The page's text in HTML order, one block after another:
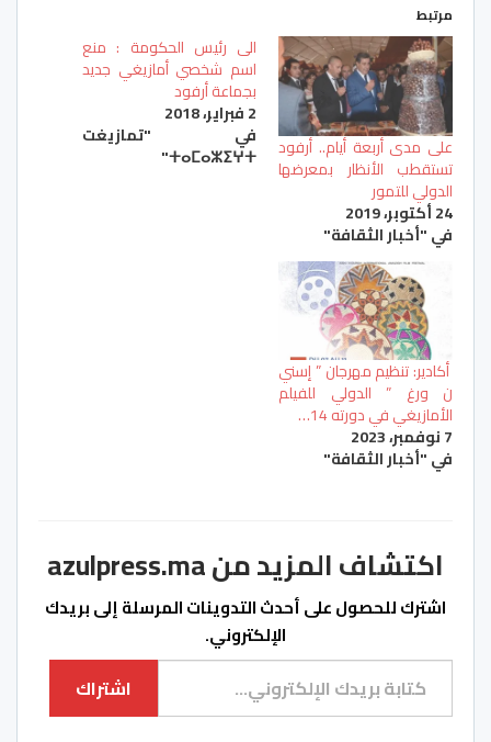
مرتبط
على مدى أربعة أيام.. أرفود
تستقطب الأنظار بمعرضها
الدولي للتمور
24 أكتوبر، 2019
في "أخبار الثقافة"
الى رئيس الحكومة : منع
اسم شخصي أمازيغي جديد
بجماعة أرفود
2 فبراير، 2018
في "تمازيغت
ⵜⴰⵎⴰⵣⵉⵖⵜ"
أكادير: تنظيم مهرجان ” إسني
ن ورغ ” الدولي للفيلم
الأمازيغي في دورته 14…
7 نوفمبر، 2023
في "أخبار الثقافة"
اكتشاف المزيد من azulpress.ma
اشترك للحصول على أحدث التدوينات المرسلة إلى بريدك
الإلكتروني.
كتابة بريدك الإلكتروني...
اشتراك